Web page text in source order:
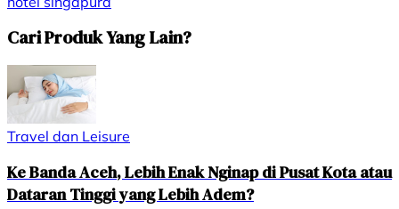
Cari Produk Yang Lain?
Travel dan Leisure
Ke Banda Aceh, Lebih Enak Nginap di Pusat Kota atau
Dataran Tinggi yang Lebih Adem?